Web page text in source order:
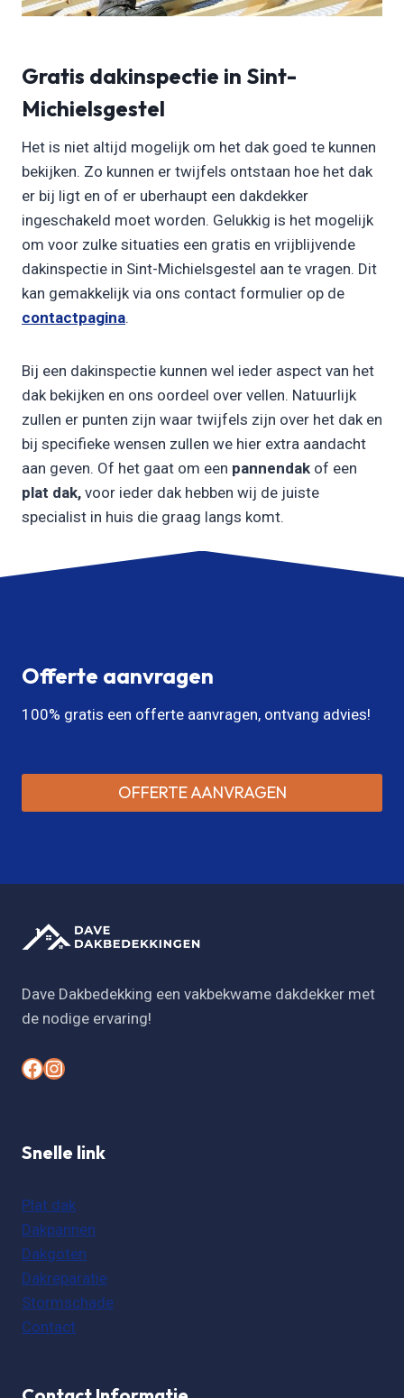
Gratis dakinspectie in Sint-
Michielsgestel
Het is niet altijd mogelijk om het dak goed te kunnen
bekijken. Zo kunnen er twijfels ontstaan hoe het dak
er bij ligt en of er uberhaupt een dakdekker
ingeschakeld moet worden. Gelukkig is het mogelijk
om voor zulke situaties een gratis en vrijblijvende
dakinspectie in Sint-Michielsgestel aan te vragen. Dit
kan gemakkelijk via ons contact formulier op de
contactpagina.
Bij een dakinspectie kunnen wel ieder aspect van het
dak bekijken en ons oordeel over vellen. Natuurlijk
zullen er punten zijn waar twijfels zijn over het dak en
bij specifieke wensen zullen we hier extra aandacht
aan geven. Of het gaat om een pannendak of een
plat dak, voor ieder dak hebben wij de juiste
specialist in huis die graag langs komt.
Offerte aanvragen
100% gratis een offerte aanvragen, ontvang advies!
OFFERTE AANVRAGEN
Dave Dakbedekking een vakbekwame dakdekker met
de nodige ervaring!
# #
Snelle link
Plat dak
Dakpannen
Dakgoten
Dakreparatie
Stormschade
Contact